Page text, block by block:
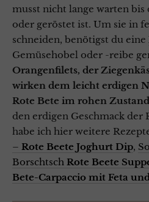
musst nicht lange warten bis
oder geröstet ist. Um sie in
schneiden, benötigst du eine
Gemüsehobel oder -reibe
Orangenfilets, der
wirken dem leicht erdigen
Rote Bete im rohen
den erdigen Geschmack der
habe ich hier weitere
– Rote Beete Joghurt Dip,
Borschtsch Rote Beete
Bete-Carpaccio mit Feta